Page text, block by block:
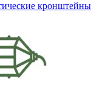
кронштейны